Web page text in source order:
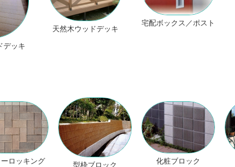
デッキ
天然木ウッドデッキ
宅配ボックス／ポスト
ロッキング 型枠ブロック 化粧ブロック